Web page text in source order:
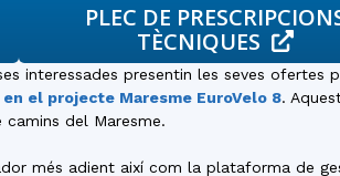
PLEC DE
TÈCNIQUES
interessades presentin les seves ofertes
el projecte Maresme EuroVelo 8.
del Maresme.
més adient així com la plataforma de